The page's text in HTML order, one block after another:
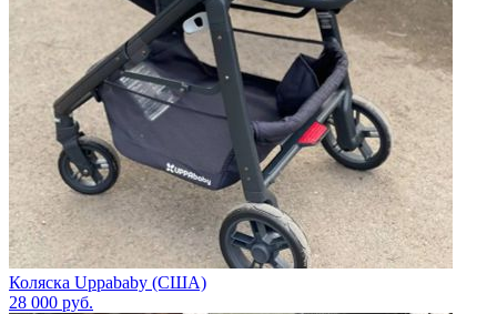
Коляска Uppababy (США)
28 000 руб.